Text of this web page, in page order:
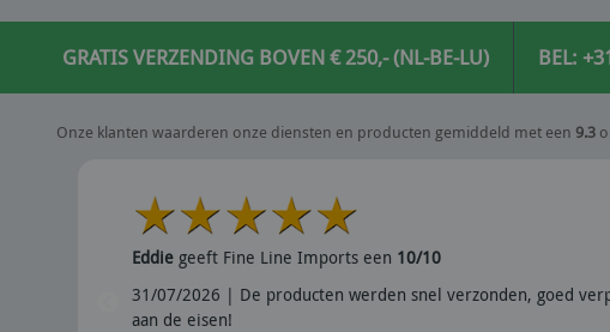
GRATIS VERZENDING BOVEN € 250,- (NL-BE-LU) BEL:
Onze klanten waarderen onze diensten en producten gemiddeld met een 9.3
Eddiegeeft Fine Line Imports een 10/10
31/07/2026 | De producten werden snel verzonden, goed
aan de eisen!